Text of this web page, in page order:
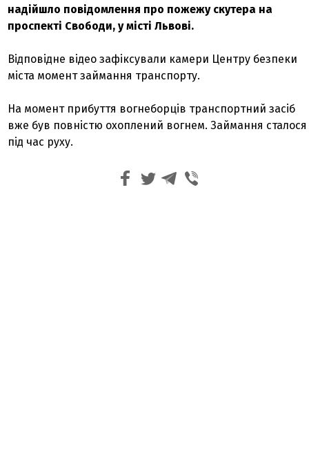
надійшло повідомлення про пожежу скутера на
проспекті Свободи, у місті Львові.
Відповідне відео зафіксували камери Центру безпеки
міста момент займання транспорту.
На момент прибуття вогнеборців транспортний засіб
вже був повністю охоплений вогнем. Займання сталося
під час руху.